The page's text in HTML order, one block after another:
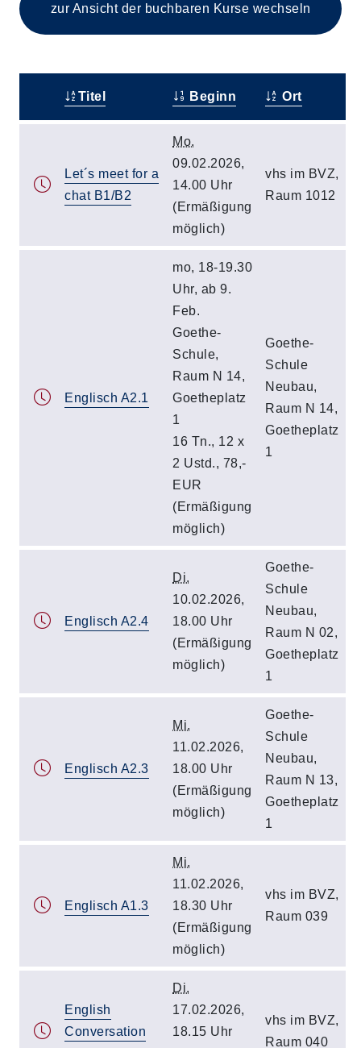
zur Ansicht der buchbaren Kurse wechseln
Titel Beginn Ort
Let´s meet for a
chat B1/B2
Mo.
09.02.2026,
14.00 Uhr
(Ermäßigung
möglich)
vhs im BVZ,
Raum 1012
Englisch A2.1
mo, 18-19.30
Uhr, ab 9.
Feb.
Goethe-
Schule,
Raum N 14,
Goetheplatz
1
16 Tn., 12 x
2 Ustd., 78,-
EUR
(Ermäßigung
möglich)
Goethe-
Schule
Neubau,
Raum N 14,
Goetheplatz
1
Englisch A2.4
Di.
10.02.2026,
18.00 Uhr
(Ermäßigung
möglich)
Goethe-
Schule
Neubau,
Raum N 02,
Goetheplatz
1
Englisch A2.3
Mi.
11.02.2026,
18.00 Uhr
(Ermäßigung
möglich)
Goethe-
Schule
Neubau,
Raum N 13,
Goetheplatz
1
Englisch A1.3
Mi.
11.02.2026,
18.30 Uhr
(Ermäßigung
möglich)
vhs im BVZ,
Raum 039
English
Conversation
Di.
17.02.2026,
18.15 Uhr
vhs im BVZ,
Raum 040